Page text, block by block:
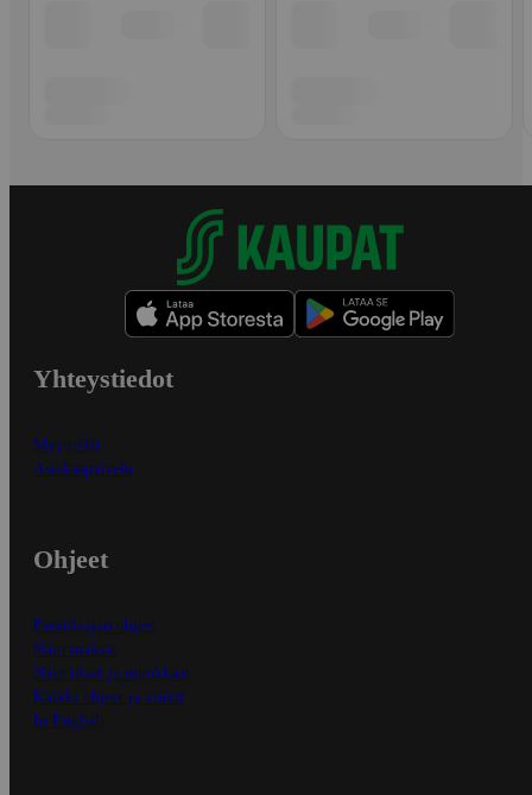
Yhteystiedot
Myymälät
Asiakaspalvelu
Ohjeet
Ensitilaajan ohjeet
Näin maksat
Näin tilaat ja muokkaat
Kaikki ohjeet ja vinkit
In English